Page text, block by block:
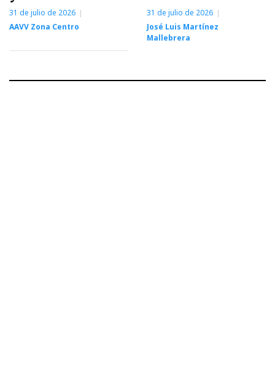
31 de julio de 2026
AAVV Zona Centro
31 de julio de 2026
José Luis Martínez
Mallebrera